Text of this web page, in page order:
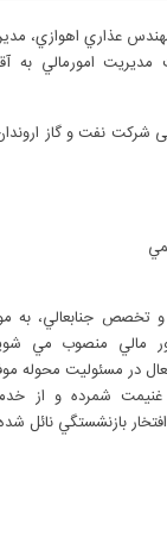
عذاري اهوازي،
مديريت امورمالي به
شرکت نفت و گاز
و تخصص جنابعالي،
مالي منصوب مي
در مسئولیت محوله
شمرده و از
افتخار بازنشستگي نائل